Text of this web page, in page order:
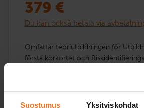
Suostumus Yksityiskohdat
379 €
Du kan också betala via
Omfattar teoriutbildningen för
första körkortet och
övningsprogram för teoriprovet
med egen trafiklärare i början av
Service språk: finska